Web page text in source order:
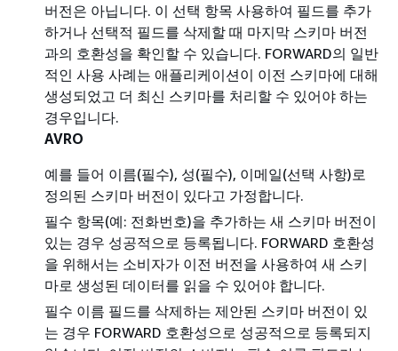
버전은 아닙니다. 이 선택 항목 사용하여 필드를 추가
하거나 선택적 필드를 삭제할 때 마지막 스키마 버전
과의 호환성을 확인할 수 있습니다. FORWARD의 일반
적인 사용 사례는 애플리케이션이 이전 스키마에 대해
생성되었고 더 최신 스키마를 처리할 수 있어야 하는
경우입니다.
AVRO
예를 들어 이름(필수), 성(필수), 이메일(선택 사항)로
정의된 스키마 버전이 있다고 가정합니다.
필수 항목(예: 전화번호)을 추가하는 새 스키마 버전이
있는 경우 성공적으로 등록됩니다. FORWARD 호환성
을 위해서는 소비자가 이전 버전을 사용하여 새 스키
마로 생성된 데이터를 읽을 수 있어야 합니다.
필수 이름 필드를 삭제하는 제안된 스키마 버전이 있
는 경우 FORWARD 호환성으로 성공적으로 등록되지